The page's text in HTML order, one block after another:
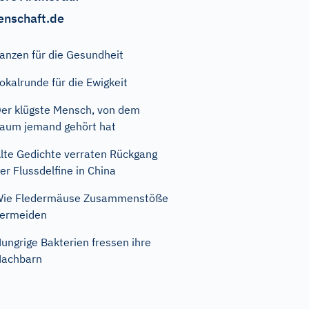
für die Gesundheit
für die Ewigkeit
klügste Mensch, von dem
jemand gehört hat
Gedichte verraten Rückgang
Flussdelfine in China
Fledermäuse Zusammenstöße
Bakterien fressen ihre